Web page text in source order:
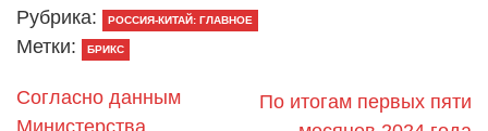
Рубрика: РОССИЯ-КИТАЙ: ГЛАВНОЕ
Метки: БРИКС
Согласно данным
По итогам первых пяти